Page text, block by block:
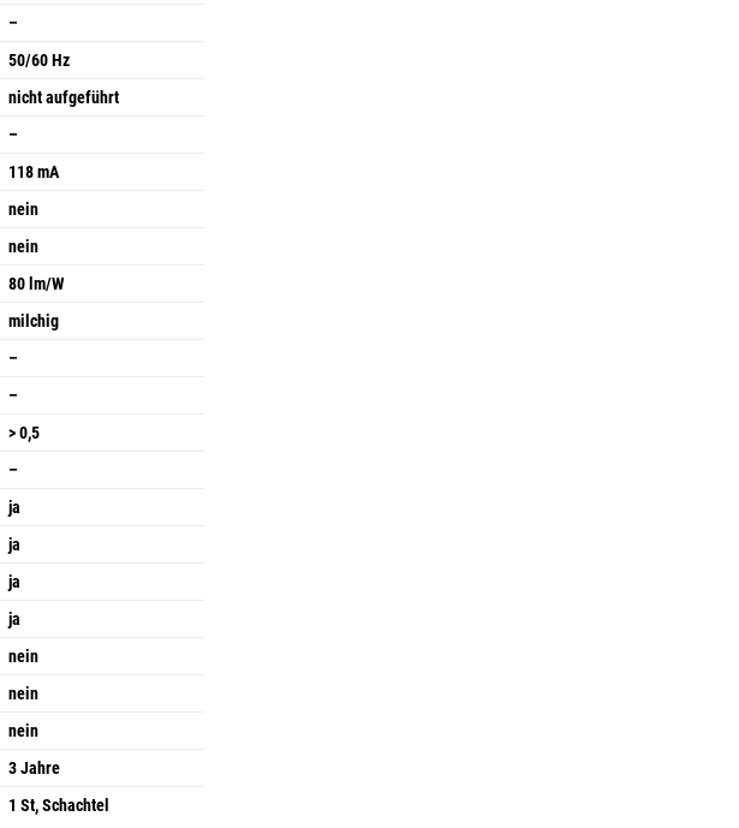
–
50/60 Hz
nicht aufgeführt
–
118 mA
nein
nein
80 lm/W
milchig
–
–
> 0,5
–
ja
ja
ja
ja
nein
nein
nein
3 Jahre
1 St, Schachtel